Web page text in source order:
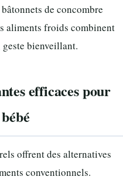
de concombre
aliments froids combinent
bienveillant.
efficaces pour
offrent des alternatives
conventionnels.